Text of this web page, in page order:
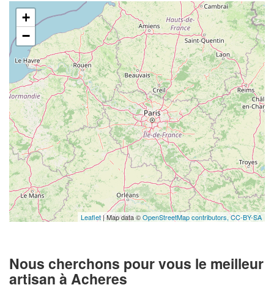
+
−
Leaflet| Map data ©OpenStreetMap contributors,CC-BY-SA
Nous cherchons pour vous le meilleur
artisan à Acheres